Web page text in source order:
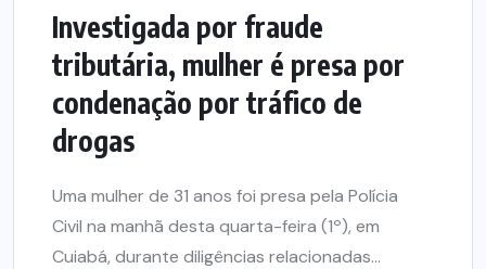
Investigada por fraude
tributária, mulher é presa por
condenação por tráfico de
drogas
Uma mulher de 31 anos foi presa pela Polícia
Civil na manhã desta quarta-feira (1º), em
Cuiabá, durante diligências relacionadas...